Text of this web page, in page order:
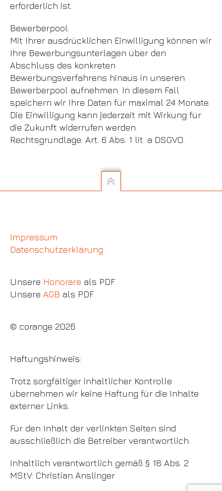
erforderlich ist.
Bewerberpool:
Mit Ihrer ausdrücklichen Einwilligung können wir
Ihre Bewerbungsunterlagen über den
Abschluss des konkreten
Bewerbungsverfahrens hinaus in unseren
Bewerberpool aufnehmen. In diesem Fall
speichern wir Ihre Daten für maximal 24 Monate.
Die Einwilligung kann jederzeit mit Wirkung für
die Zukunft widerrufen werden.
Rechtsgrundlage: Art. 6 Abs. 1 lit. a DSGVO.
Impressum
Datenschutzerklärung
Unsere Honorare als PDF
Unsere AGB als PDF
© corange 2026
Haftungshinweis:
Trotz sorgfältiger inhaltlicher Kontrolle
übernehmen wir keine Haftung für die Inhalte
externer Links.
Für den Inhalt der verlinkten Seiten sind
ausschließlich die Betreiber verantwortlich.
Inhaltlich verantwortlich gemäß § 18 Abs. 2
MStV: Christian Anslinger